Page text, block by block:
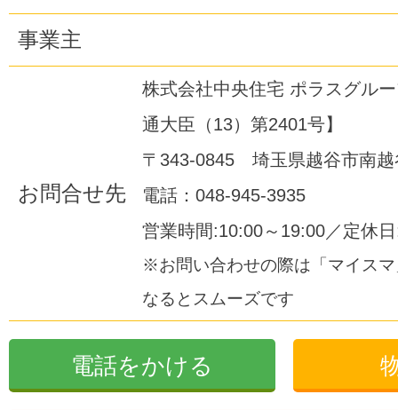
事業主
お問合せ先
株式会社中央住宅 ポラスグル
通大臣（13）第2401号】
〒343-0845 埼玉県越谷市南越
電話：048-945-3935
営業時間:10:00～19:00／定休
※お問い合わせの際は「マイス
なるとスムーズです
電話をかける